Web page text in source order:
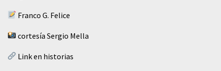
Franco G. Felice
cortesía Sergio Mella
Link en historias